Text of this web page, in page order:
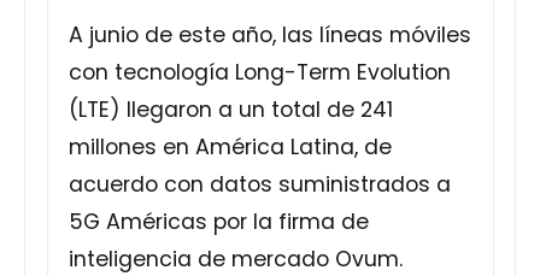
A junio de este año, las líneas móviles
con tecnología Long-Term Evolution
(LTE) llegaron a un total de 241
millones en América Latina, de
acuerdo con datos suministrados a
5G Américas por la firma de
inteligencia de mercado Ovum.